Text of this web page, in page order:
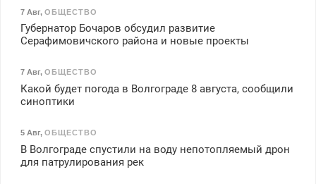
7 Авг, ОБЩЕСТВО
Губернатор Бочаров обсудил развитие
Серафимовичского района и новые проекты
7 Авг, ОБЩЕСТВО
Какой будет погода в Волгограде 8 августа, сообщили
синоптики
5 Авг, ОБЩЕСТВО
В Волгограде спустили на воду непотопляемый дрон
для патрулирования рек